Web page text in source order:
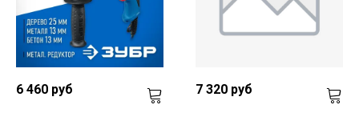
6 460 руб 7 320 руб